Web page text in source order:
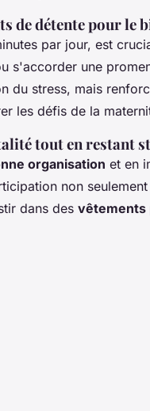
de détente pour le
par jour, est
s'accorder une
du stress, mais
les défis de la
tout en restant
organisation et en
non
dans des vêtements